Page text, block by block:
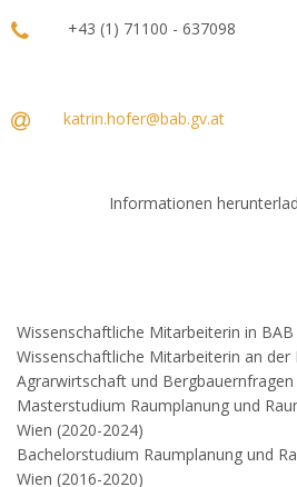
+43 (1) 71100 - 637098
katrin.hofer@bab.gv.at
Informationen
Wissenschaftliche Mitarbeiterin in
Wissenschaftliche Mitarbeiterin an
Agrarwirtschaft und Bergbauernfragen
Masterstudium Raumplanung und
Wien (2020-2024)
Bachelorstudium Raumplanung und
Wien (2016-2020)